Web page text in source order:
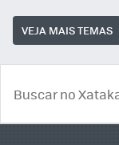
VEJA MAIS TEMAS